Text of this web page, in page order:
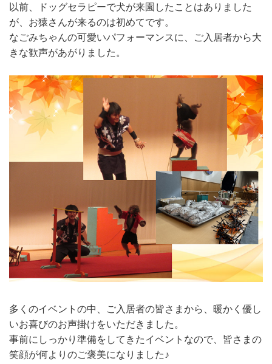
以前、ドッグセラピーで犬が来園したことはありました
が、お猿さんが来るのは初めてです。
なごみちゃんの可愛いパフォーマンスに、ご入居者から大
きな歓声があがりました。
多くのイベントの中、ご入居者の皆さまから、暖かく優し
いお喜びのお声掛けをいただきました。
事前にしっかり準備をしてきたイベントなので、皆さまの
笑顔が何よりのご褒美になりました♪